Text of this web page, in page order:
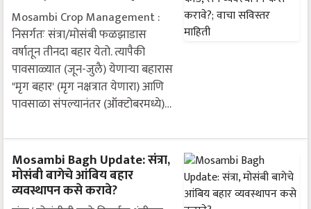
Mosambi Crop Management :
निसर्गतः संत्रा/मोसंबी फळझाडास
वर्षातून तीनदा बहार येतो. त्यापैकी
पावसाळ्यात (जून-जुलै) येणाऱ्या बहारास
"मृग बहार' (मृग नक्षत्रात येणारा) आणि
पावसाळा संपल्यानंतर (ऑक्‍टोबरमध्ये)…
Mosambi Bagh Update: संत्रा,
मोसंबी बागेचे आंबिय बहार
व्यवस्थापन कसे करावे?